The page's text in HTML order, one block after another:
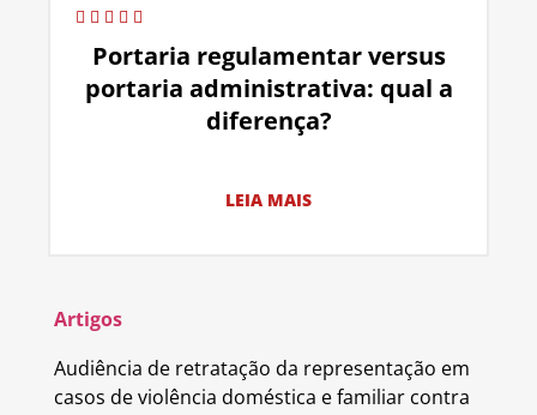
Portaria regulamentar versus
portaria administrativa: qual a
diferença?
LEIA MAIS
Artigos
Audiência de retratação da representação em
casos de violência doméstica e familiar contra